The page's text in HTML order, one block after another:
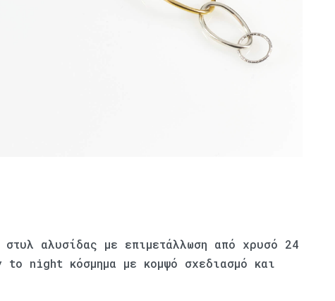
αλυσίδας με επιμετάλλωση από χρυσό 24
night κόσμημα με κομψό σχεδιασμό και